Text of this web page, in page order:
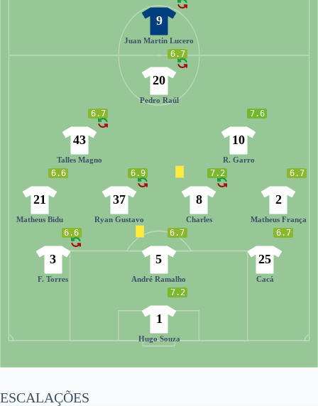
9
Juan Martín Lucero
7.2
1
Hugo Souza
6.6
3
F. Torres
6.7
5
André Ramalho
6.7
25
Cacá
6.6
21
Matheus Bidu
6.9
37
Ryan Gustavo
7.2
8
Charles
6.7
2
Matheus França
6.7
43
Talles Magno
7.6
10
R. Garro
6.7
20
Pedro Raúl
ESCALAÇÕES